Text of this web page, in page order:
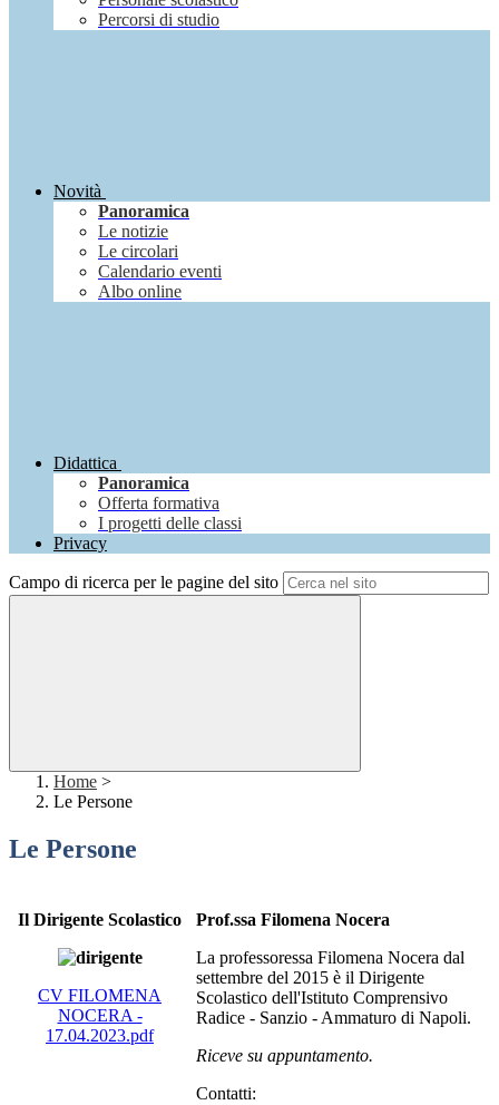
Percorsi di studio
Novità
Panoramica
Le notizie
Le circolari
Calendario eventi
Albo online
Didattica
Panoramica
Offerta formativa
I progetti delle classi
Privacy
Campo di ricerca per le pagine del sito
Home >
Le Persone
Le Persone
Il Dirigente Scolastico
CV FILOMENA
NOCERA -
17.04.2023.pdf
Prof.ssa Filomena Nocera
La professoressa Filomena Nocera dal
settembre del 2015 è il Dirigente
Scolastico dell'Istituto Comprensivo
Radice - Sanzio - Ammaturo di Napoli.
Riceve su appuntamento.
Contatti: